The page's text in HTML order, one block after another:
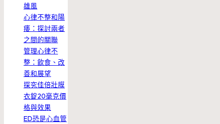
雄風
心律不整和陽
痿：探討兩者
之間的關聯
管理心律不
整：飲食、改
善和展望
探究佳倍壯膜
衣錠20毫克價
格與效果
ED恐是心血管